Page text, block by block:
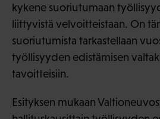
kykene suoriutumaan
liittyvistä velvoitteistaan. On
suoriutumista tarkastellaan
työllisyyden edistämisen
tavoitteisiin.
Esityksen mukaan